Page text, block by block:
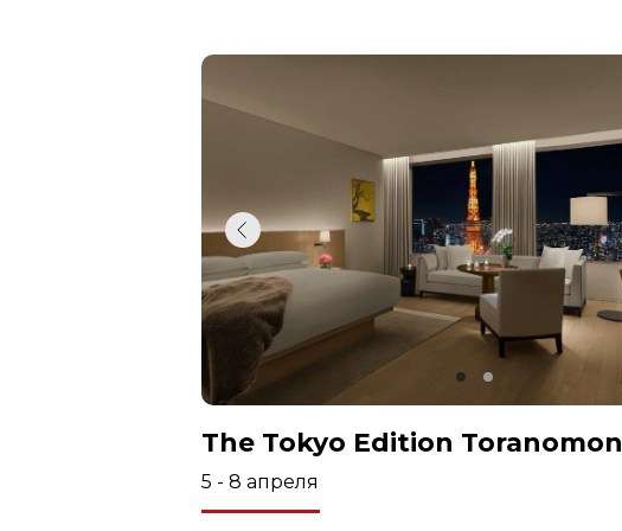
The Tokyo Edition Toranomon
5 - 8 апреля